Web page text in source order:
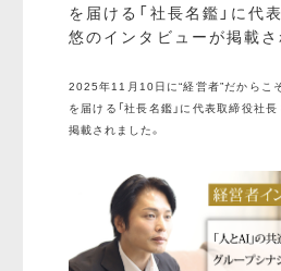
を届ける「社長名鑑」に代
悠のインタビューが掲載さ
2025年11月10日に“経営者”だからこ
を届ける「社長名鑑」に代表取締役社
掲載されました。